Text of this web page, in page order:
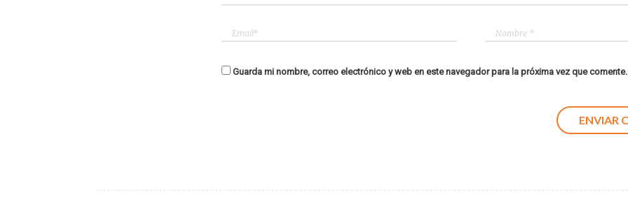
Guarda mi nombre, correo electrónico y web en este navegador para la próxima vez que comente.